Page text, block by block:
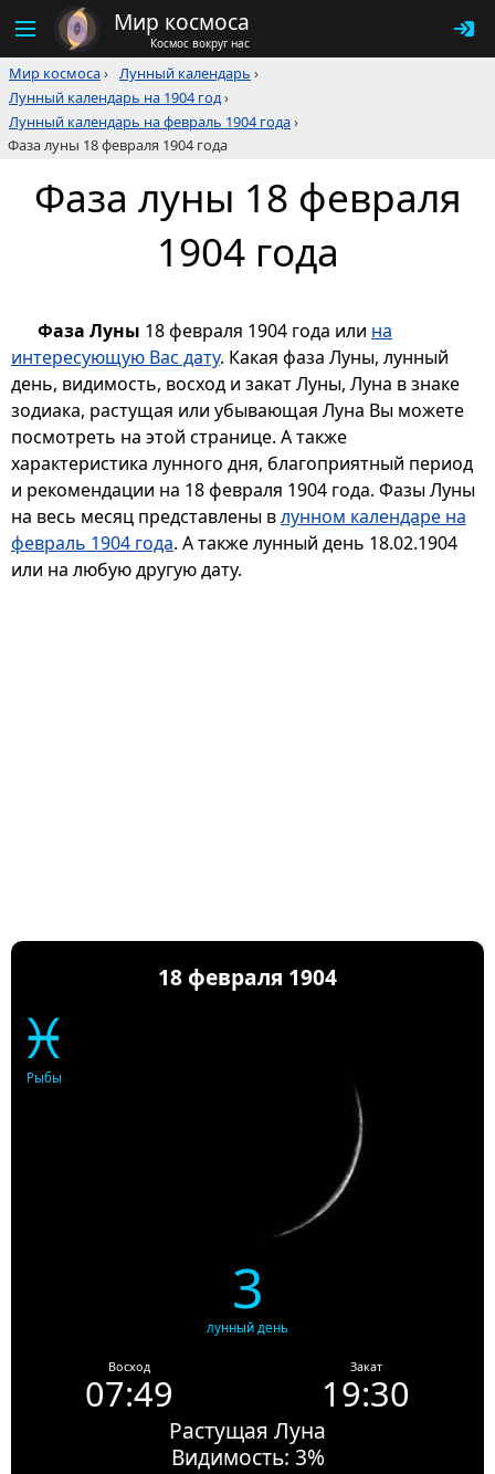
Мир космоса
Космос вокруг нас
Мир космоса› Лунный календарь ›
Лунный календарь на 1904 год›
Лунный календарь на февраль 1904 года›
Фаза луны 18 февраля 1904 года
Фаза луны 18 февраля
1904 года
Фаза Луны 18 февраля 1904 года или на
интересующую Вас дату. Какая фаза Луны, лунный
день, видимость, восход и закат Луны, Луна в знаке
зодиака, растущая или убывающая Луна Вы можете
посмотреть на этой странице. А также
характеристика лунного дня, благоприятный период
и рекомендации на 18 февраля 1904 года. Фазы Луны
на весь месяц представлены влунном календаре на
февраль 1904 года. А также лунный день 18.02.1904
или на любую другую дату.
18 февраля 1904
♓
Рыбы
3
лунный день
Восход
07:49
Закат
19:30
Растущая Луна
Видимость: 3%